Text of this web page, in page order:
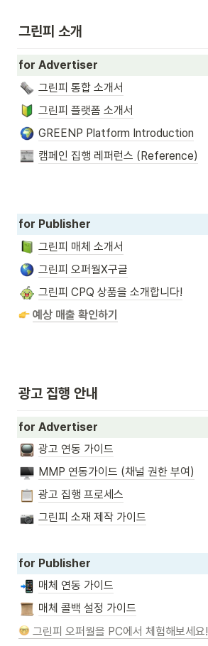
그린피 소개
for Advertiser
그린피 통합 소개서
그린피 플랫폼 소개서
GREENP Platform Introduction
캠페인 집행 레퍼런스 (Reference)
for Publisher
그린피 매체 소개서
그린피 오퍼월X구글
그린피 CPQ 상품을 소개합니다!
예상 매출 확인하기
광고 집행 안내
for Advertiser
광고 연동 가이드
MMP 연동가이드 (채널 권한 부여)
광고 집행 프로세스
그린피 소재 제작 가이드
for Publisher
매체 연동 가이드
매체 콜백 설정 가이드
그린피 오퍼월을 PC에서 체험해보세요!